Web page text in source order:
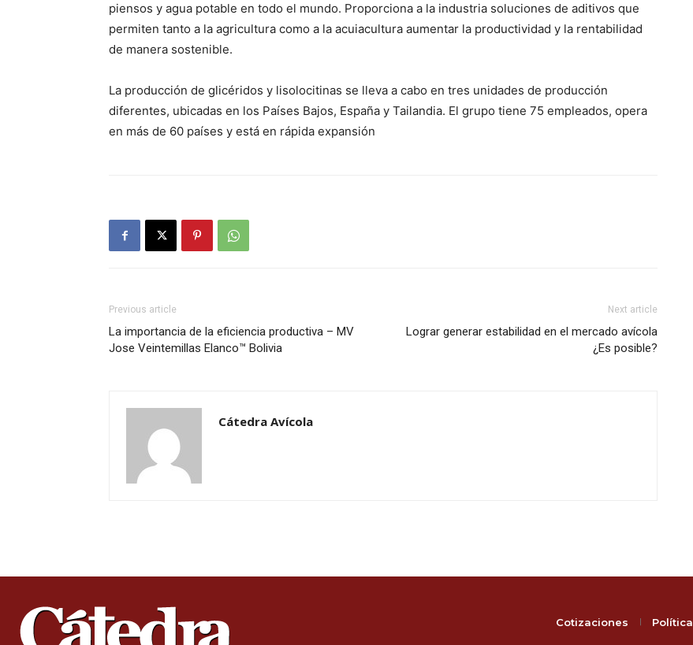
piensos y agua potable en todo el mundo. Proporciona a la industria soluciones de aditivos que
permiten tanto a la agricultura como a la acuiacultura aumentar la productividad y la rentabilidad
de manera sostenible.
La producción de glicéridos y lisolocitinas se lleva a cabo en tres unidades de producción
diferentes, ubicadas en los Países Bajos, España y Tailandia. El grupo tiene 75 empleados, opera
en más de 60 países y está en rápida expansión
Previous article
La importancia de la eficiencia productiva – MV
Jose Veintemillas Elanco™ Bolivia
Next article
Lograr generar estabilidad en el mercado avícola
¿Es posible?
Cátedra Avícola
Cotizaciones Política